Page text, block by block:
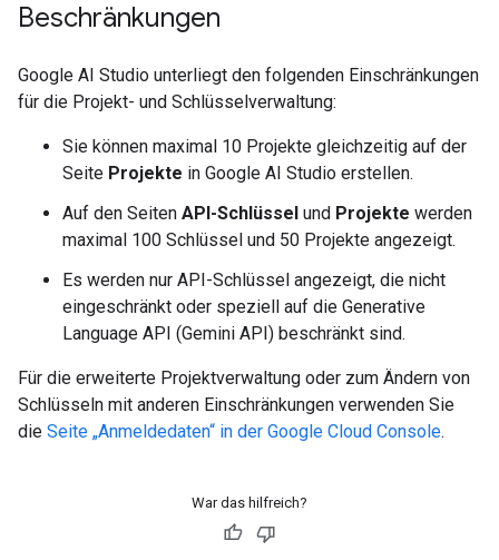
Beschränkungen
Google AI Studio unterliegt den folgenden Einschränkungen
für die Projekt- und Schlüsselverwaltung:
Sie können maximal 10 Projekte gleichzeitig auf der
Seite Projekte in Google AI Studio erstellen.
Auf den Seiten API-Schlüssel und Projekte werden
maximal 100 Schlüssel und 50 Projekte angezeigt.
Es werden nur API-Schlüssel angezeigt, die nicht
eingeschränkt oder speziell auf die Generative
Language API (Gemini API) beschränkt sind.
Für die erweiterte Projektverwaltung oder zum Ändern von
Schlüsseln mit anderen Einschränkungen verwenden Sie
die Seite „Anmeldedaten“ in der Google Cloud Console.
War das hilfreich?